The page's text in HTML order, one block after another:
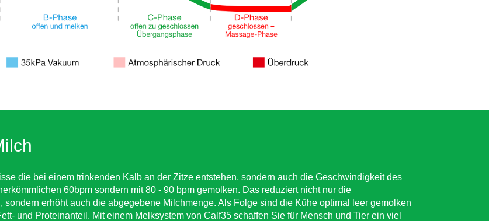
die bei einem trinkenden Kalb an der Zitze entstehen, sondern auch die Geschwindigkeit des
60bpm sondern mit 80 - 90 bpm gemolken. Das reduziert nicht nur die
erhöht auch die abgegebene Milchmenge. Als Folge sind die Kühe optimal leer gemolken
und Proteinanteil. Mit einem Melksystem von Calf35 schaffen Sie für Mensch und Tier ein viel